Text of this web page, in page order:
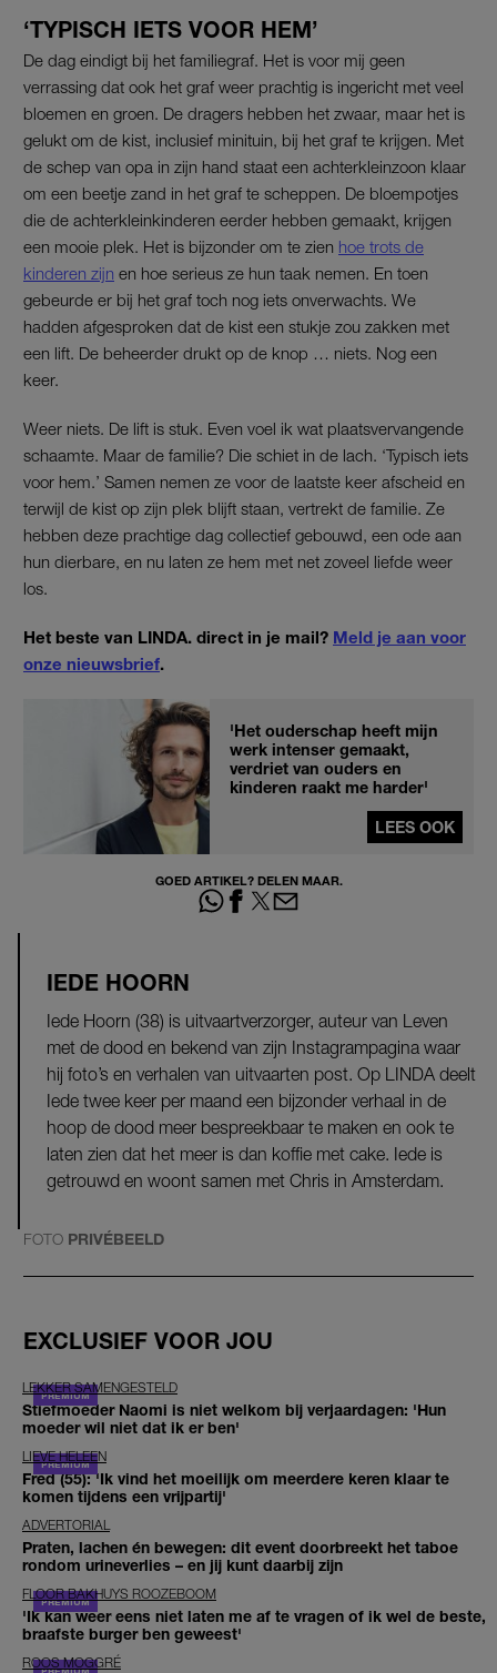
‘TYPISCH IETS VOOR HEM’
De dag eindigt bij het familiegraf. Het is voor mij geen
verrassing dat ook het graf weer prachtig is ingericht met veel
bloemen en groen. De dragers hebben het zwaar, maar het is
gelukt om de kist, inclusief minituin, bij het graf te krijgen. Met
de schep van opa in zijn hand staat een achterkleinzoon klaar
om een beetje zand in het graf te scheppen. De bloempotjes
die de achterkleinkinderen eerder hebben gemaakt, krijgen
een mooie plek. Het is bijzonder om te zien hoe trots de
kinderen zijn en hoe serieus ze hun taak nemen. En toen
gebeurde er bij het graf toch nog iets onverwachts. We
hadden afgesproken dat de kist een stukje zou zakken met
een lift. De beheerder drukt op de knop … niets. Nog een
keer.
Weer niets. De lift is stuk. Even voel ik wat plaatsvervangende
schaamte. Maar de familie? Die schiet in de lach. ‘Typisch iets
voor hem.’ Samen nemen ze voor de laatste keer afscheid en
terwijl de kist op zijn plek blijft staan, vertrekt de familie. Ze
hebben deze prachtige dag collectief gebouwd, een ode aan
hun dierbare, en nu laten ze hem met net zoveel liefde weer
los.
Het beste van LINDA. direct in je mail? Meld je aan voor
onze nieuwsbrief.
'Het ouderschap heeft mijn
werk intenser gemaakt,
verdriet van ouders en
kinderen raakt me harder'
LEES OOK
GOED ARTIKEL? DELEN MAAR.
IEDE HOORN
Iede Hoorn (38) is uitvaartverzorger, auteur van Leven
met de dood en bekend van zijn Instagrampagina waar
hij foto’s en verhalen van uitvaarten post. Op LINDA deelt
Iede twee keer per maand een bijzonder verhaal in de
hoop de dood meer bespreekbaar te maken en ook te
laten zien dat het meer is dan koffie met cake. Iede is
getrouwd en woont samen met Chris in Amsterdam.
FOTO PRIVÉBEELD
EXCLUSIEF VOOR JOU
LEKKER SAMENGESTELD
Stiefmoeder Naomi is niet welkom bij verjaardagen: 'Hun
moeder wil niet dat ik er ben'
LIEVE HELEEN
Fred (55): 'Ik vind het moeilijk om meerdere keren klaar te
komen tijdens een vrijpartij'
ADVERTORIAL
Praten, lachen én bewegen: dit event doorbreekt het taboe
rondom urineverlies – en jij kunt daarbij zijn
FLOOR BAKHUYS ROOZEBOOM
'Ik kan weer eens niet laten me af te vragen of ik wel de beste,
braafste burger ben geweest'
ROOS MOGGRÉ